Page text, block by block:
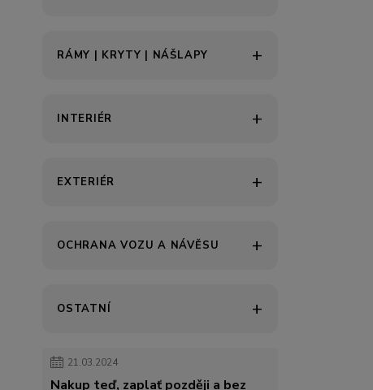
RÁMY | KRYTY | NÁŠLAPY
INTERIÉR
EXTERIÉR
OCHRANA VOZU A NÁVĚSU
OSTATNÍ
21.03.2024
Nakup teď, zaplať později a bez